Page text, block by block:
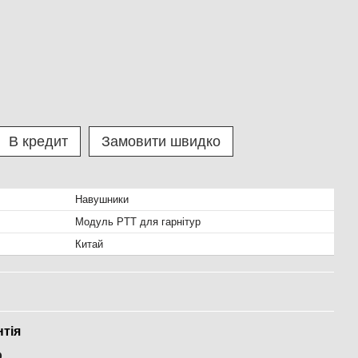
В кредит Замовити швидко
Навушники
Модуль PTT для гарнітур
Китай